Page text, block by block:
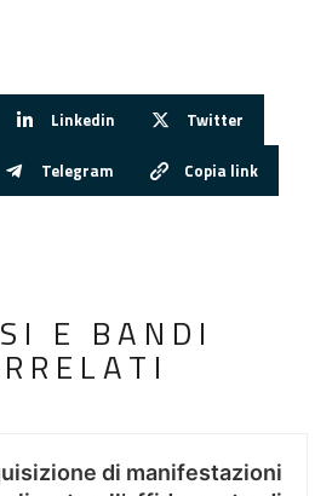
Linkedin Twitter
Telegram Copia link
E BANDI
di manifestazioni